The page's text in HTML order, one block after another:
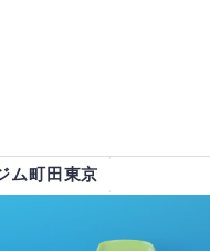
ム町田東京